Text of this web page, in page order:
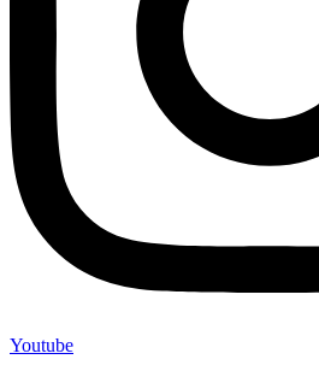
Youtube